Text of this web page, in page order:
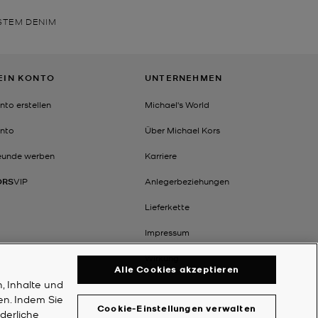
DENIM
KONTO
erstellen
werben
VIP
UNTERNEHMEN
Michael's World
Über Michael Kors
Karriere
Anlegerbeziehungen
Lieferkette
Impressum
Wirkung
Inhalte und
Indem Sie
Cookie-Einstellungen verwalten
Alle Cookies akzeptieren